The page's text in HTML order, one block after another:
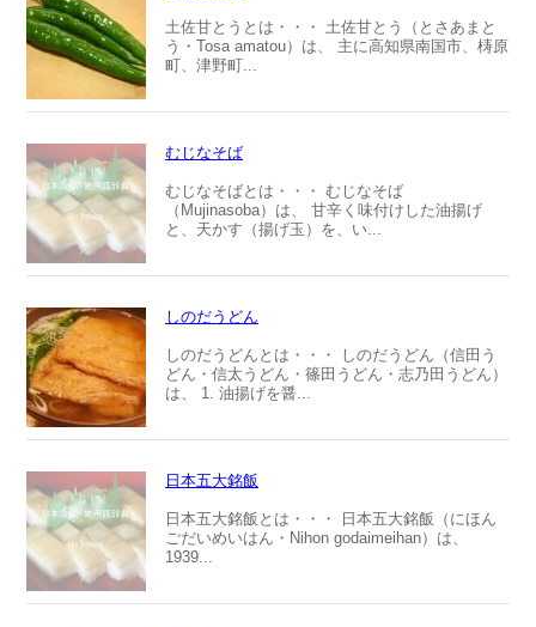
土佐甘とうとは・・・ 土佐甘とう（とさあまと
う・Tosa amatou）は、 主に高知県南国市、梼原
町、津野町...
むじなそば
むじなそばとは・・・ むじなそば
（Mujinasoba）は、 甘辛く味付けした油揚げ
と、天かす（揚げ玉）を、い...
しのだうどん
しのだうどんとは・・・ しのだうどん（信田う
どん・信太うどん・篠田うどん・志乃田うどん）
は、 1. 油揚げを醤...
日本五大銘飯
日本五大銘飯とは・・・ 日本五大銘飯（にほん
ごだいめいはん・Nihon godaimeihan）は、
1939...